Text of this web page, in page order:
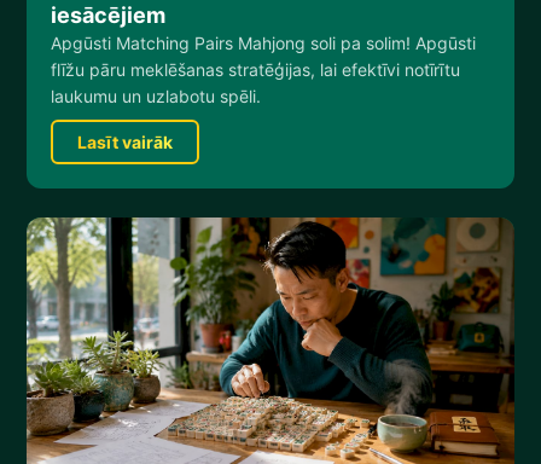
iesācējiem
Apgūsti Matching Pairs Mahjong soli pa solim! Apgūsti
flīžu pāru meklēšanas stratēģijas, lai efektīvi notīrītu
laukumu un uzlabotu spēli.
Lasīt vairāk